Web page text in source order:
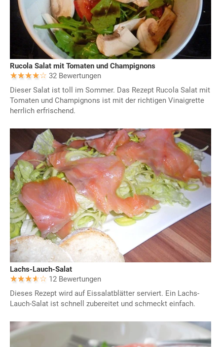
Rucola Salat mit Tomaten und Champignons
32 Bewertungen
Dieser Salat ist toll im Sommer. Das Rezept Rucola Salat mit
Tomaten und Champignons ist mit der richtigen Vinaigrette
herrlich erfrischend.
Lachs-Lauch-Salat
12 Bewertungen
Dieses Rezept wird auf Eissalatblätter serviert. Ein Lachs-
Lauch-Salat ist schnell zubereitet und schmeckt einfach.